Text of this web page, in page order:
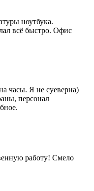
ноутбука.
всё быстро. Офис
часы. Я не суеверна)
персонал
работу! Смело